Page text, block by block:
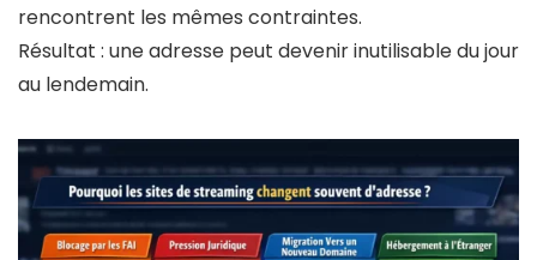
rencontrent les mêmes contraintes.
Résultat : une adresse peut devenir inutilisable du jour
au lendemain.